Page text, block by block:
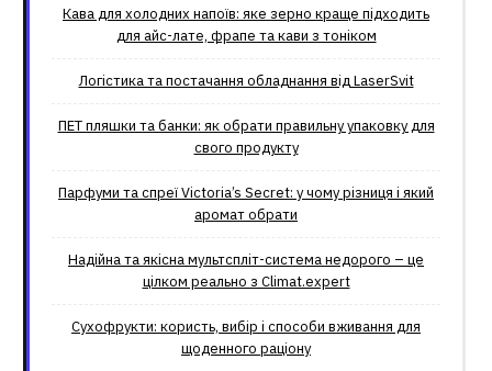
Кава для холодних напоїв: яке зерно краще підходить
для айс-лате, фрапе та кави з тоніком
Логістика та постачання обладнання від LaserSvit
ПЕТ пляшки та банки: як обрати правильну упаковку для
свого продукту
Парфуми та спреї Victoria’s Secret: у чому різниця і який
аромат обрати
Надійна та якісна мультспліт-система недорого – це
цілком реально з Climat.еxpert
Сухофрукти: користь, вибір і способи вживання для
щоденного раціону